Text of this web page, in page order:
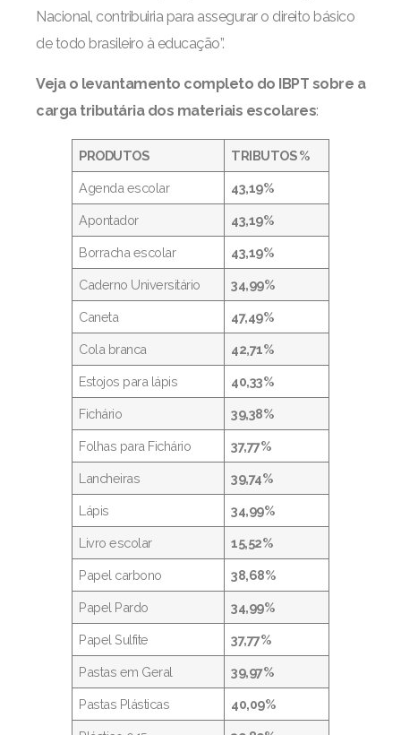
Nacional, contribuiria para assegurar o direito básico
de todo brasileiro à educação”.
Veja o levantamento completo do IBPT sobre a
carga tributária dos materiais escolares:
PRODUTOS TRIBUTOS %
Agenda escolar 43,19%
Apontador 43,19%
Borracha escolar 43,19%
Caderno Universitário 34,99%
Caneta 47,49%
Cola branca 42,71%
Estojos para lápis 40,33%
Fichário 39,38%
Folhas para Fichário 37,77%
Lancheiras 39,74%
Lápis 34,99%
Livro escolar 15,52%
Papel carbono 38,68%
Papel Pardo 34,99%
Papel Sulfite 37,77%
Pastas em Geral 39,97%
Pastas Plásticas 40,09%